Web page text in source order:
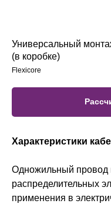
Универсальный
(в коробке)
Flexicore
Характеристики
Одножильный провод
распределительных
применения в